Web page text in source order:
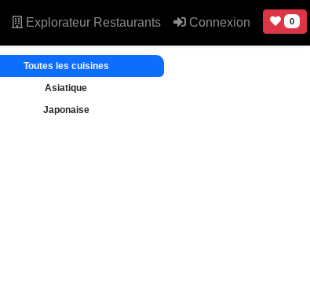
Explorateur Restaurants Connexion 0
Toutes les cuisines
Asiatique
Japonaise